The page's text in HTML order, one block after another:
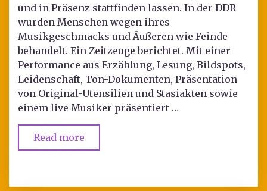
und in Präsenz stattfinden lassen. In der DDR
wurden Menschen wegen ihres
Musikgeschmacks und Äußeren wie Feinde
behandelt. Ein Zeitzeuge berichtet. Mit einer
Performance aus Erzählung, Lesung, Bildspots,
Leidenschaft, Ton-Dokumenten, Präsentation
von Original-Utensilien und Stasiakten sowie
einem live Musiker präsentiert …
Read more